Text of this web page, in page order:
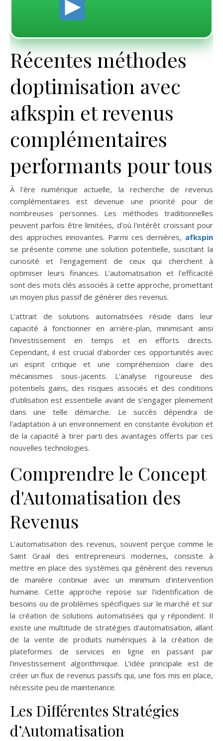
Récentes méthodes
doptimisation avec
afkspin et revenus
complémentaires
performants pour tous
À l'ère numérique actuelle, la recherche de revenus
complémentaires est devenue une priorité pour de
nombreuses personnes. Les méthodes traditionnelles
peuvent parfois être limitées, d'où l'intérêt croissant pour
des approches innovantes. Parmi ces dernières, afkspin
se présente comme une solution potentielle, suscitant la
curiosité et l'engagement de ceux qui cherchent à
optimiser leurs finances. L'automatisation et l'efficacité
sont des mots clés associés à cette approche, promettant
un moyen plus passif de générer des revenus.
L'attrait de solutions automatisées réside dans leur
capacité à fonctionner en arrière-plan, minimisant ainsi
l'investissement en temps et en efforts directs.
Cependant, il est crucial d'aborder ces opportunités avec
un esprit critique et une compréhension claire des
mécanismes sous-jacents. L'analyse rigoureuse des
potentiels gains, des risques associés et des conditions
d'utilisation est essentielle avant de s'engager pleinement
dans une telle démarche. Le succès dépendra de
l'adaptation à un environnement en constante évolution et
de la capacité à tirer parti des avantages offerts par ces
nouvelles technologies.
Comprendre le Concept
d'Automatisation des
Revenus
L'automatisation des revenus, souvent perçue comme le
Saint Graal des entrepreneurs modernes, consiste à
mettre en place des systèmes qui génèrent des revenus
de manière continue avec un minimum d'intervention
humaine. Cette approche repose sur l'identification de
besoins ou de problèmes spécifiques sur le marché et sur
la création de solutions automatisées qui y répondent. Il
existe une multitude de stratégies d'automatisation, allant
de la vente de produits numériques à la création de
plateformes de services en ligne en passant par
l'investissement algorithmique. L’idée principale est de
créer un flux de revenus passifs qui, une fois mis en place,
nécessite peu de maintenance.
Les Différentes Stratégies
d’Automatisation